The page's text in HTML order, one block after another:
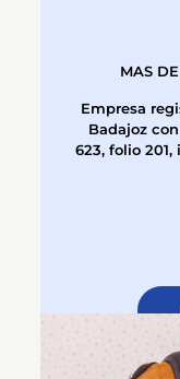
MAS
Empresa
Badajoz
623, folio